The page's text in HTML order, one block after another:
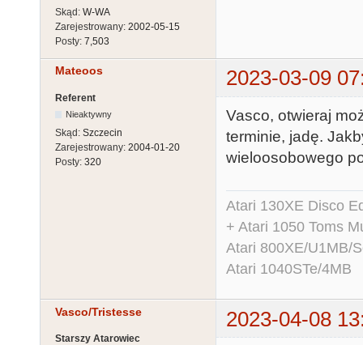
Skąd: W-WA
Zarejestrowany: 2002-05-15
Posty: 7,503
Mateoos 2023-03-09
Referent
Nieaktywny
Skąd: Szczecin
Zarejestrowany: 2004-01-20
Posty: 320
Vasco, otwieraj
terminie, jadę.
wieloosobowego
Atari 130XE Disco
+ Atari 1050 Toms
Atari 800XE/U1MB/
Atari 1040STe/4MB
Vasco/Tristesse 2023-04-08
Starszy Atarowiec